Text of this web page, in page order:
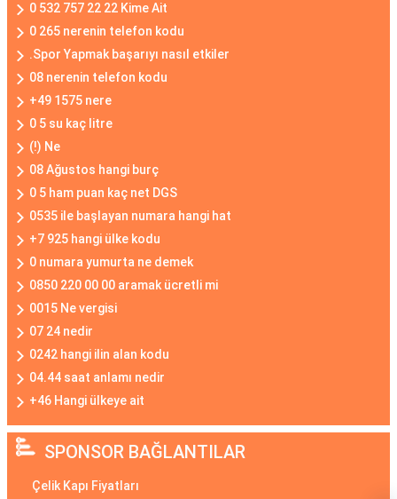
0 532 757 22 22 Kime Ait
0 265 nerenin telefon kodu
.Spor Yapmak başarıyı nasıl etkiler
08 nerenin telefon kodu
+49 1575 nere
0 5 su kaç litre
(!) Ne
08 Ağustos hangi burç
0 5 ham puan kaç net DGS
0535 ile başlayan numara hangi hat
+7 925 hangi ülke kodu
0 numara yumurta ne demek
0850 220 00 00 aramak ücretli mi
0015 Ne vergisi
07 24 nedir
0242 hangi ilin alan kodu
04.44 saat anlamı nedir
+46 Hangi ülkeye ait
SPONSOR BAĞLANTILAR
Çelik Kapı Fiyatları